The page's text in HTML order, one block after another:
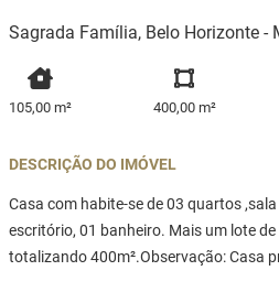
Sagrada Família, Belo Horizonte -
105,00 m² 400,00 m²
DESCRIÇÃO DO IMÓVEL
Casa com habite-se de 03 quartos
escritório, 01 banheiro. Mais um lote
totalizando 400m².Observação: Casa